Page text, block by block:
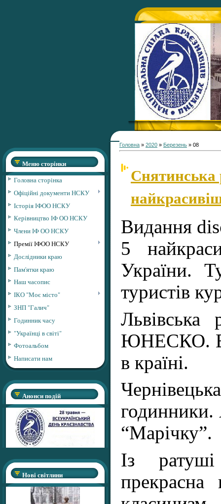
Меню сторінки
Головна сторінка
Офіційні документи НСКУ
Історія ІФОО НСКУ
Керівництво ІФ ОО НСКУ
Члени ІФ ОО НСКУ
Премії ІФОО НСКУ
Дослідники краю
Пам'ятки краю
Наш часопис
ІКО "Моє місто"
ЗНП "Галич"
Годинник часу
"Українці в світі"
Фотоальбом
Написати нам
Анонси подій
Нові світлини
Головна » 2020 » Березень » 08
Снятинська
Видання
5
України.
туристів
ЮНЕСКО.
в країні.
годинники.
“Марічку”.
Із